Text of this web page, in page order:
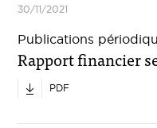
30/11/2021
Publications
Rapport financier
PDF